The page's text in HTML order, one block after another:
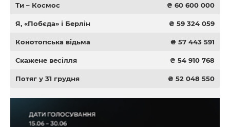
Ти – Космос ₴ 60 600 000
Я, «Побєда» і Берлін ₴ 59 324 059
Конотопська відьма ₴ 57 443 591
Скажене весілля ₴ 54 910 768
Потяг у 31 грудня ₴ 52 048 550